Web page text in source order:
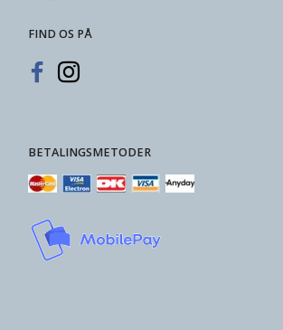
FIND OS PÅ
BETALINGSMETODER